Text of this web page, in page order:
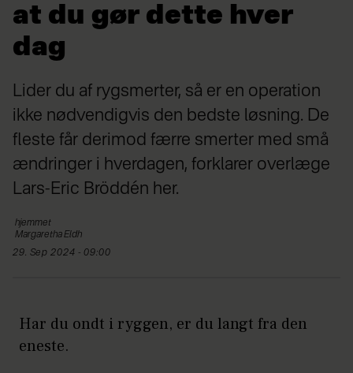
at du gør dette hver
dag
Lider du af rygsmerter, så er en operation
ikke nødvendigvis den bedste løsning. De
fleste får derimod færre smerter med små
ændringer i hverdagen, forklarer overlæge
Lars-Eric Bröddén her.
hjemmet
MargarethaEldh
29. Sep 2024 - 09:00
Har du ondt i ryggen, er du langt fra den
eneste.